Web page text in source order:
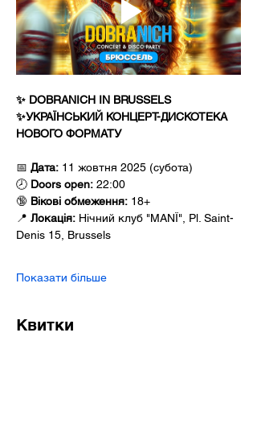
✨ DOBRANICH IN BRUSSELS
✨УКРАЇНСЬКИЙ КОНЦЕРТ-ДИСКОТЕКА
НОВОГО ФОРМАТУ
📅 Дата: 11 жовтня 2025 (субота)
🕗 Doors open: 22:00
🔞 Вікові обмеження: 18+
📍 Локація: Нічний клуб "MANÏ", Pl. Saint-
Denis 15, Brussels
Показати більше
Квитки